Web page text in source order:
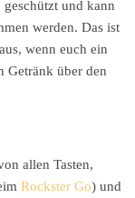
und kann
werden. Das ist
wenn euch ein
Getränk über den
allen Tasten,
Rockster Go) und